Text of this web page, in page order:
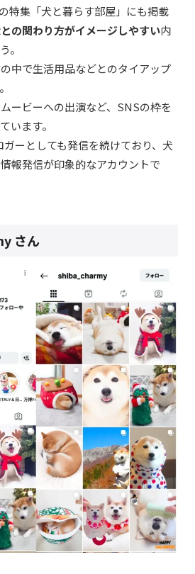
特集「犬と暮らす部屋」にも掲載
の関わり方がイメージしやすい内
。
中で生活用品などとのタイアップ
ービーへの出演など、SNSの枠を
います。
ーとしても発信を続けており、犬
報発信が印象的なアカウントで
さん